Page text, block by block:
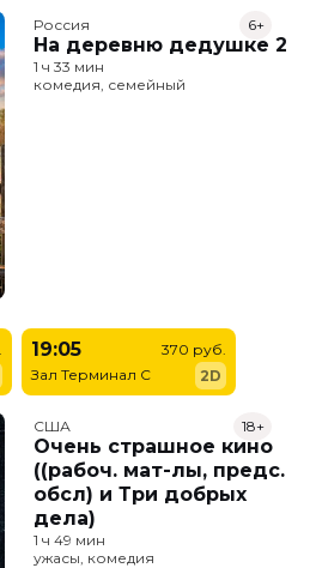
Россия
На деревню дедушке 2
6+
1 ч 33 мин
комедия, семейный
19:05
Зал Терминал C
370 руб.
2D
США
Очень страшное кино
((рабоч. мат-лы, предс.
обсл) и Три добрых
дела)
18+
1 ч 49 мин
ужасы, комедия